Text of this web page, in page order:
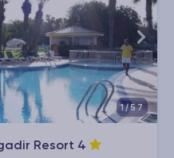
1/57
Resort 4